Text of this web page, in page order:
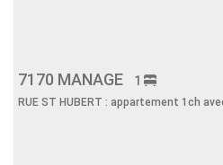
7170 MANAGE 1
RUE ST HUBERT : appartement 1ch